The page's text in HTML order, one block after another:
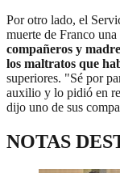
Por otro lado, el
muerte de Franco
compañeros y
los maltratos que
superiores. "Sé por
auxilio y lo pidió en
dijo uno de sus
NOTAS